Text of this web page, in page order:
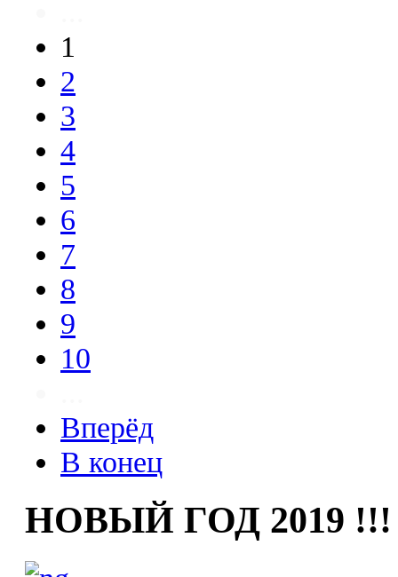
1
2
3
4
5
6
7
8
9
10
Вперёд
В конец
НОВЫЙ ГОД 2019 !!!